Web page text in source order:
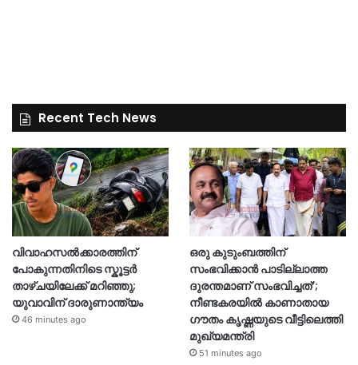
Recent Tech News
വിവാഹസൽക്കാരത്തിന്
പോകുന്നതിനിടെ സ്കൂട്ടർ
താഴ്ചയിലേക്ക് മറിഞ്ഞു;
യുവാവിന് ദാരുണാന്ത്യം
46 minutes ago
ഒരു കുടുംബത്തിന്
സംഭവിക്കാൻ പാടില്ലാത്ത
ദുരന്തമാണ് സംഭവിച്ചത്’;
നീണ്ടകരയില്‍ കാണാതായ
ഗൗതം കൃഷ്ണയുടെ വീട്ടിലെത്തി
മുഖ്യമന്ത്രി
51 minutes ago